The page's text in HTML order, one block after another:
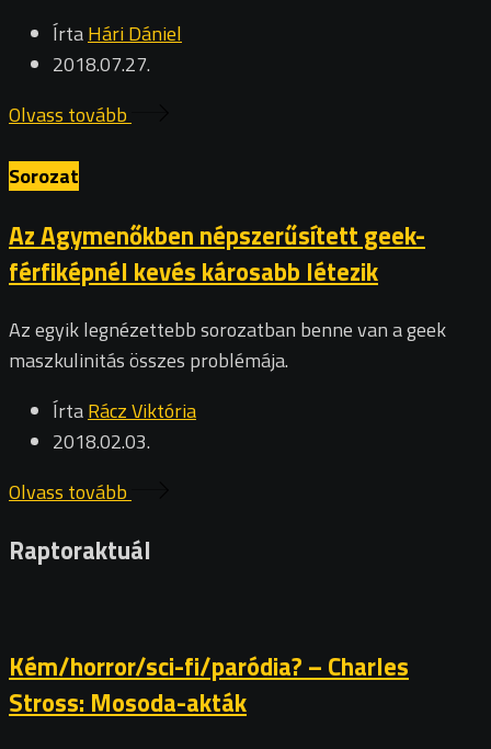
ÍrtaHári Dániel
2018.07.27.
Olvass tovább
Sorozat
Az Agymenőkben népszerűsített geek-
férfiképnél kevés károsabb létezik
Az egyik legnézettebb sorozatban benne van a geek
maszkulinitás összes problémája.
ÍrtaRácz Viktória
2018.02.03.
Olvass tovább
Raptoraktuál
Kém/horror/sci-fi/paródia? – Charles
Stross: Mosoda-akták